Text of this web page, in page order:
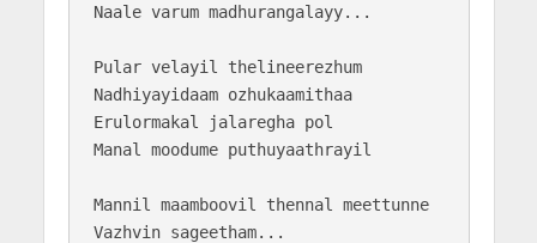
Naale varum madhurangalayy...
Pular velayil thelineerezhum
Nadhiyayidaam ozhukaamithaa
Erulormakal jalaregha pol
Manal moodume puthuyaathrayil
Mannil maamboovil thennal meettunne
Vazhvin sageetham...